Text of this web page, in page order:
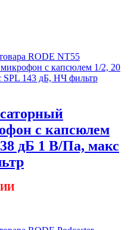
с капсюлем
дБ 1 В/Па, макс